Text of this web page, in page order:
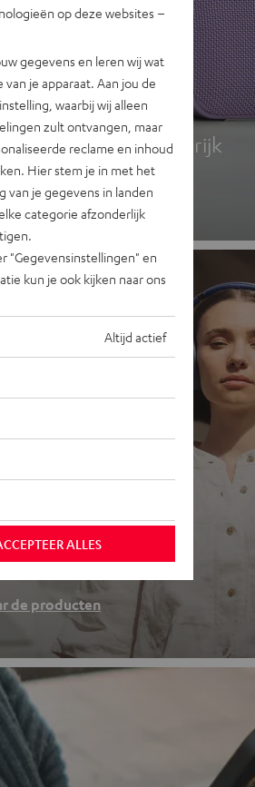
GO 2
krachtig, kleurrijk
sound to go
de producten
op deze websites –
gegevens en leren wij wat
je apparaat. Aan jou de
waarbij wij alleen
zult ontvangen, maar
reclame en inhoud
Hier stem je in met het
van je gegevens in landen
categorie afzonderlijk
"Gegevensinstellingen" en
kun je ook kijken naar ons
Altijd actief
ALLES